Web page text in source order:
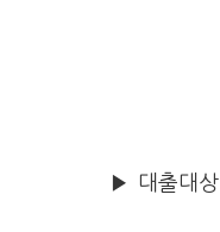
▶ 대출대상